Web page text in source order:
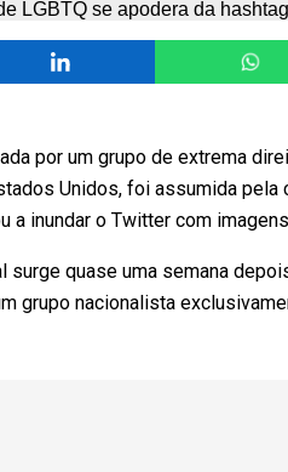
por um grupo de extrema
Unidos, foi assumida pela
a inundar o Twitter com
surge quase uma semana
grupo nacionalista